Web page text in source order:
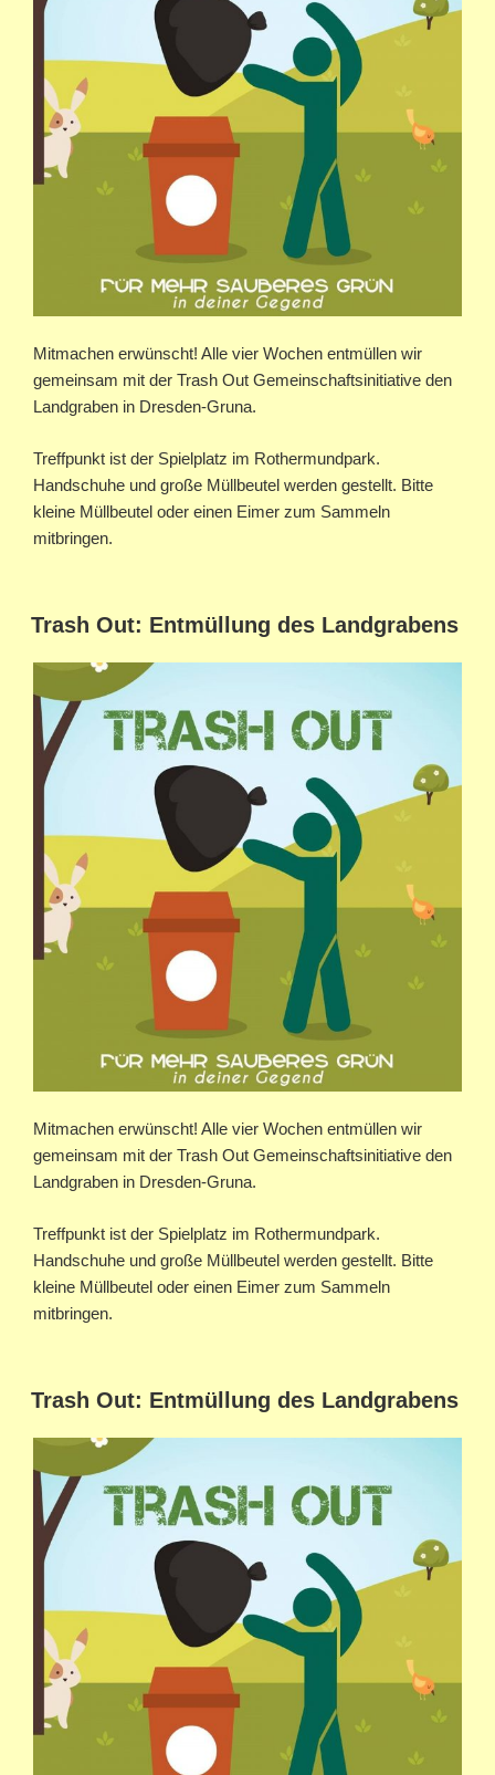
Mitmachen erwünscht! Alle vier Wochen entmüllen wir
gemeinsam mit der Trash Out Gemeinschaftsinitiative den
Landgraben in Dresden-Gruna.
Treffpunkt ist der Spielplatz im Rothermundpark.
Handschuhe und große Müllbeutel werden gestellt. Bitte
kleine Müllbeutel oder einen Eimer zum Sammeln
mitbringen.
Trash Out: Entmüllung des Landgrabens
Mitmachen erwünscht! Alle vier Wochen entmüllen wir
gemeinsam mit der Trash Out Gemeinschaftsinitiative den
Landgraben in Dresden-Gruna.
Treffpunkt ist der Spielplatz im Rothermundpark.
Handschuhe und große Müllbeutel werden gestellt. Bitte
kleine Müllbeutel oder einen Eimer zum Sammeln
mitbringen.
Trash Out: Entmüllung des Landgrabens